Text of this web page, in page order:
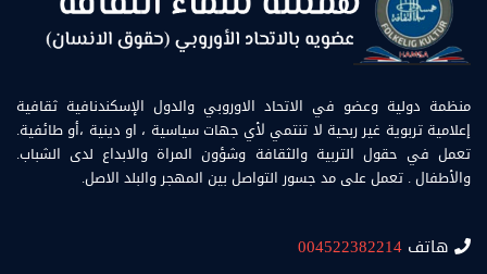
منظمة دولية وعضو في الاتحاد الاوروبي والدول الإسكندنافية ثقافية
إعلامية تربوية غير ربحية لا تنتمي لأي جهات سياسية ، او دينية ،أو طائفية.
تعمل في حقول التربية والثقافة وشؤون المراة والابداع لدى الشباب.
والأطفال . تعمل على مد جسور التواصل بين المهجر والبلد الاصل.
هاتف 004522382214